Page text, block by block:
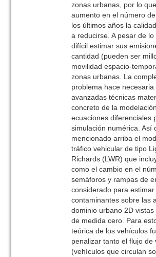
zonas urbanas, por lo
aumento en el número
los últimos años la
a reducirse. A pesar de
difícil estimar sus
cantidad (pueden ser
movilidad espacio-
zonas urbanas. La
problema hace
avanzadas técnicas
concreto de la
ecuaciones diferenciales
simulación numérica. Así
mencionado arriba el
tráfico vehicular de tipo
Richards (LWR) que
como el cambio en el
semáforos y rampas de
considerado para
contaminantes sobre las
dominio urbano 2D
de medida cero. Para
teórica de los vehículos
penalizar tanto el flujo de
(vehículos que circulan